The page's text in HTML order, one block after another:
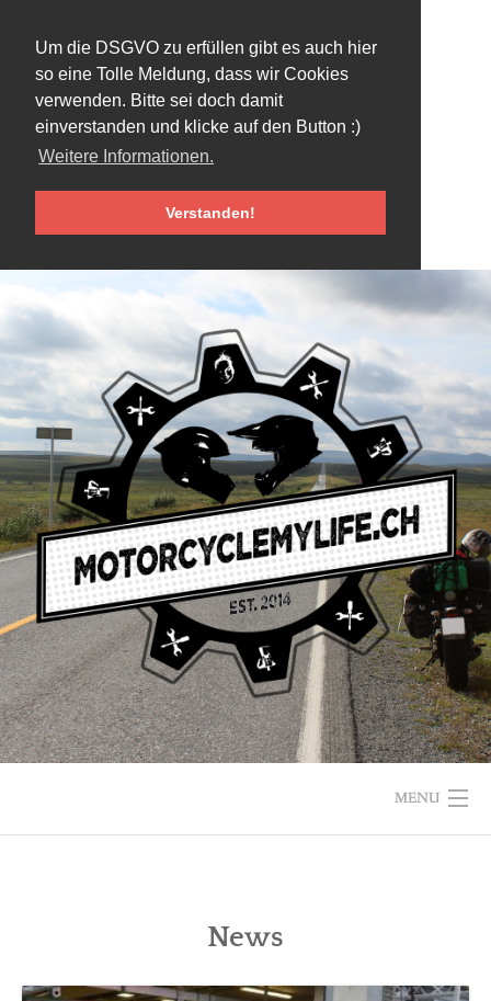
Um die DSGVO zu erfüllen gibt es auch hier
so eine Tolle Meldung, dass wir Cookies
verwenden. Bitte sei doch damit
einverstanden und klicke auf den Button :)
Weitere Informationen.
Verstanden!
content
MENU
News